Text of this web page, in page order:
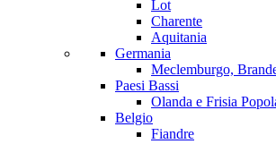
Lot
Charente
Aquitania
Germania
Meclemburgo,
Paesi Bassi
Olanda e Frisia
Belgio
Fiandre